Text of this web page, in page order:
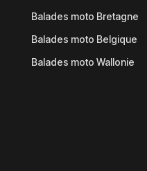
Balades moto Bretagne
Balades moto Belgique
Balades moto Wallonie